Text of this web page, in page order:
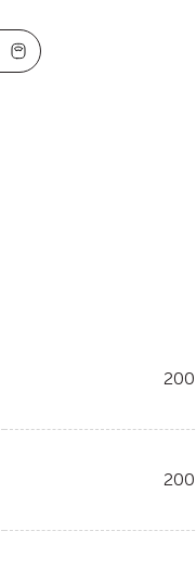
200
200